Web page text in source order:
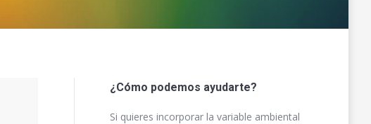
¿Cómo podemos ayudarte?
Si quieres incorporar la variable ambiental